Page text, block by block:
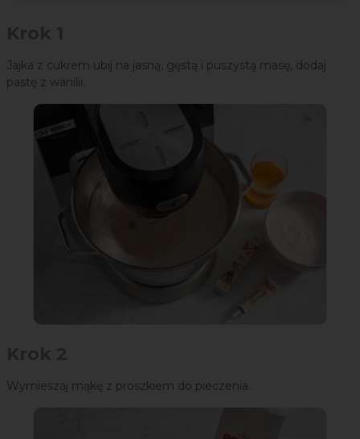
Jajka z cukrem ubij na jasną, gęstą i puszystą masę, dodaj
pastę z wanilii.
Wymieszaj mąkę z proszkiem do pieczenia.